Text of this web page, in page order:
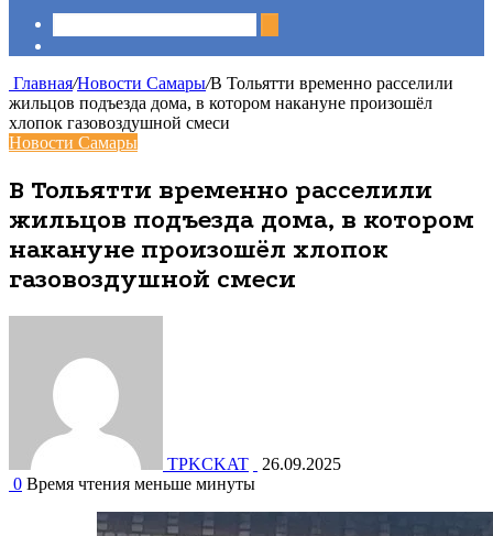
Главная/Новости Самары/В Тольятти временно расселили
жильцов подъезда дома, в котором накануне произошёл
хлопок газовоздушной смеси
Новости Самары
В Тольятти временно расселили
жильцов подъезда дома, в котором
накануне произошёл хлопок
газовоздушной смеси
TPKCKAT
26.09.2025
0 Время чтения меньше минуты